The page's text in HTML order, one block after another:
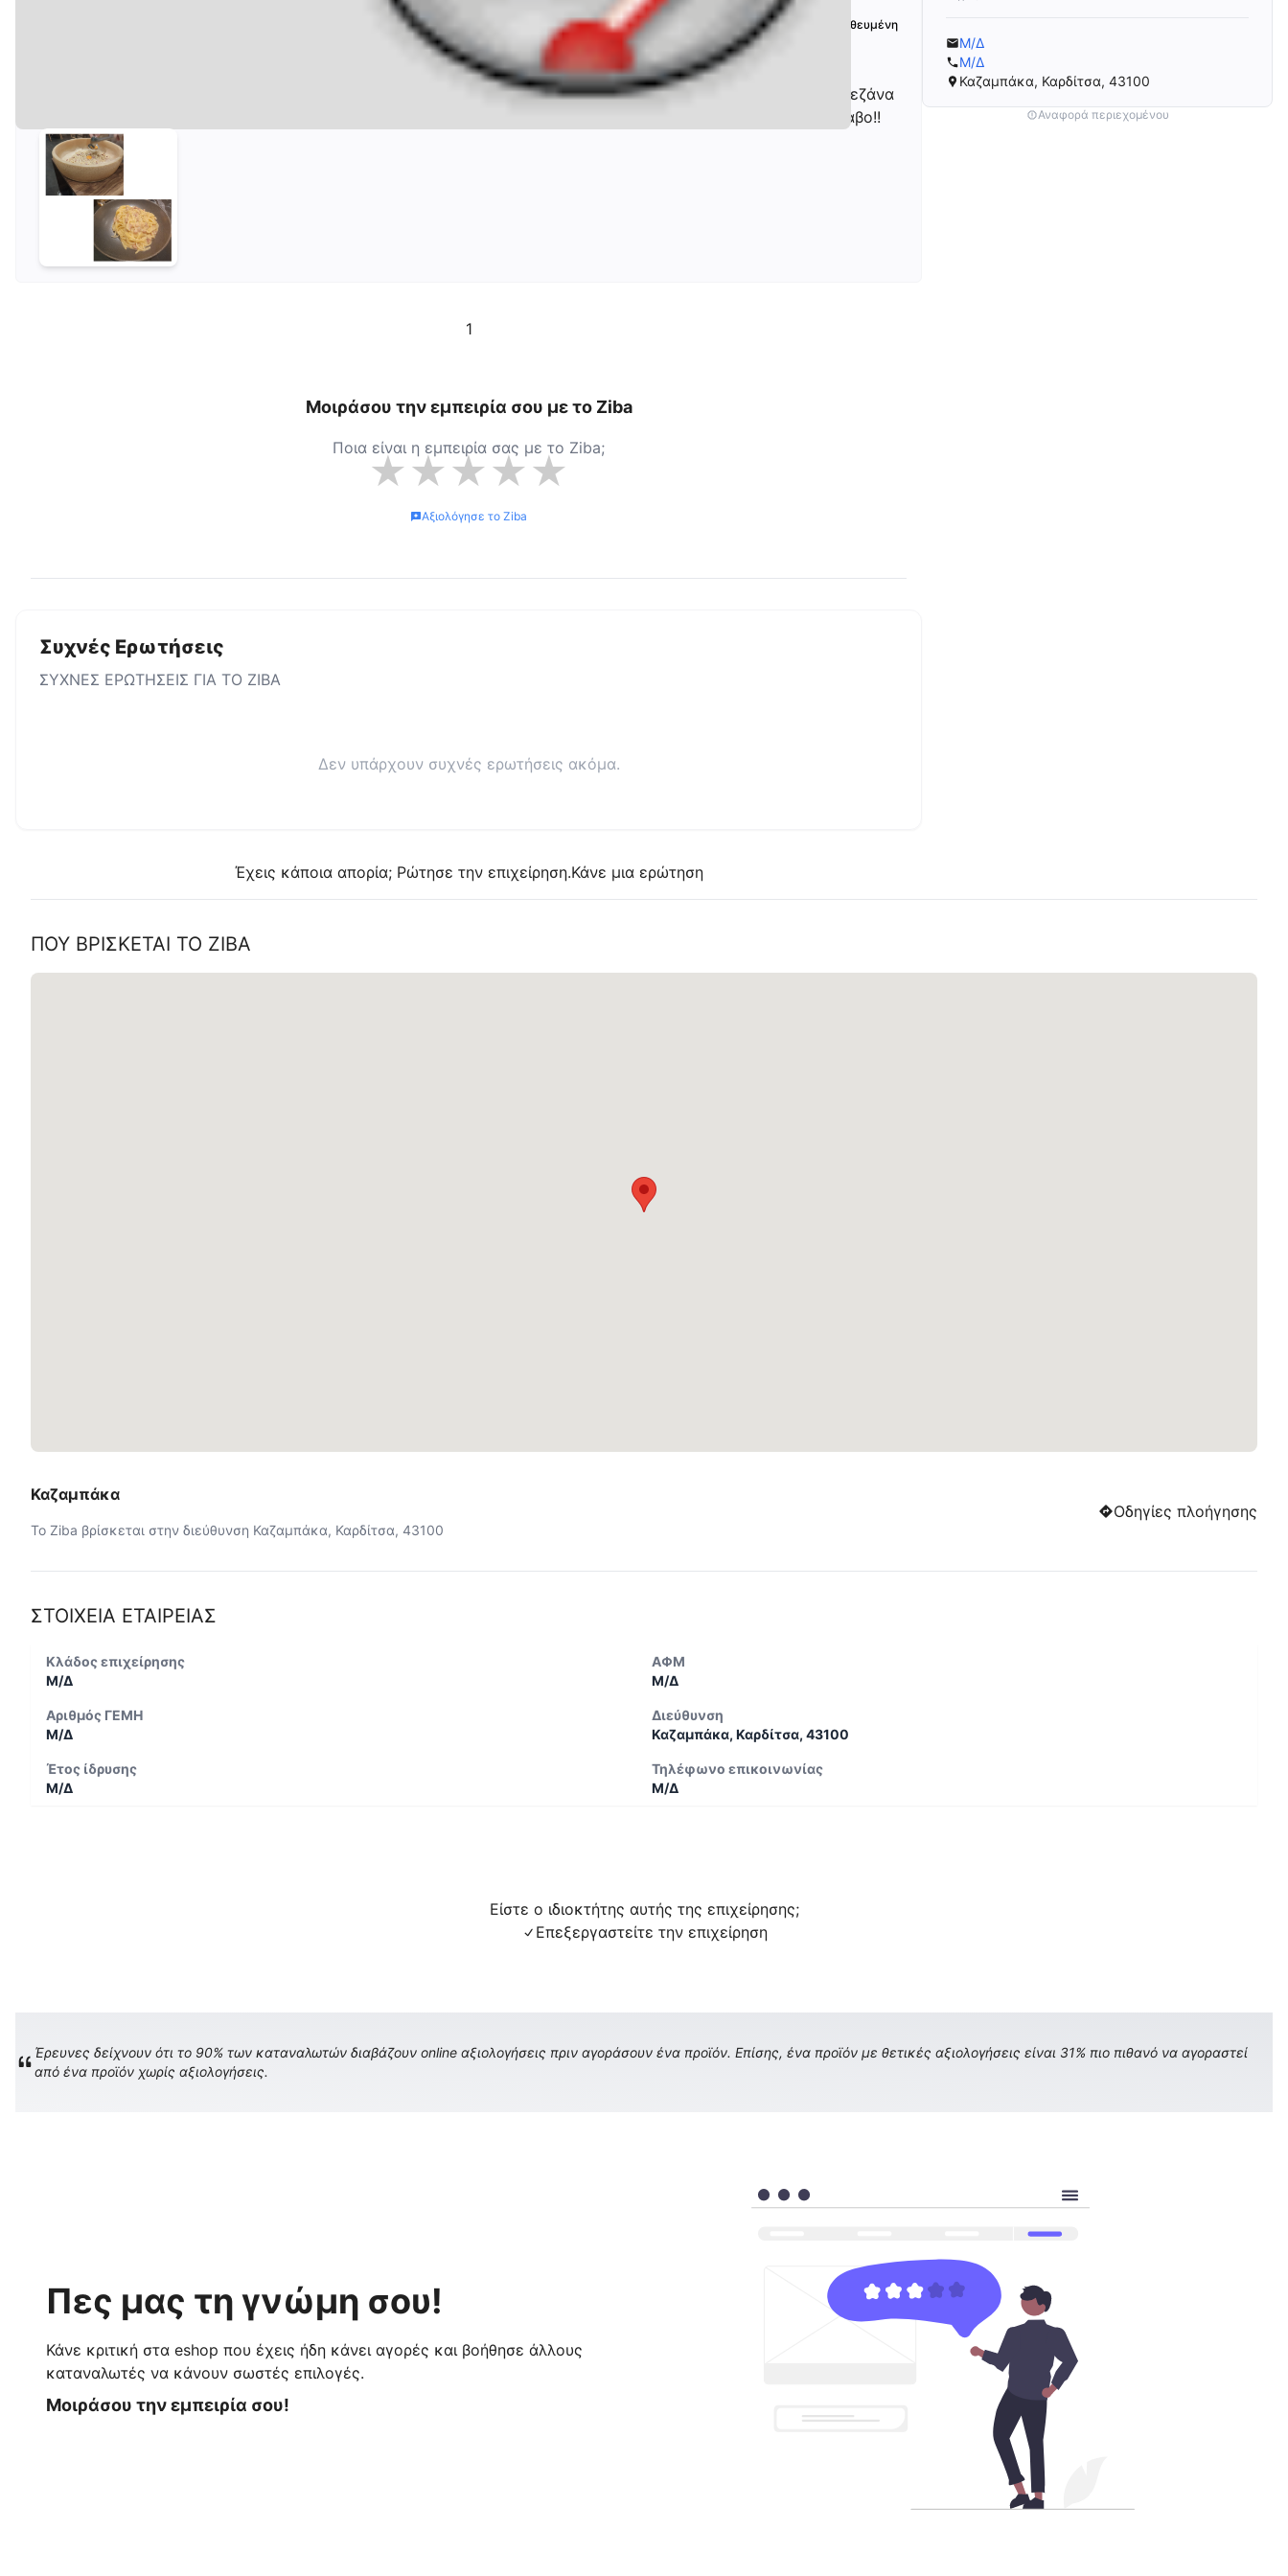
Επαληθευμένη
Η καλύτερη αυθεντική καρμπονάρα που έχω φάει ποτέ!! Στην ετοιμάζουν μπροστά σου στην φωλιά από παρμεζάνα
και είναι απλά υπέροχη!! Από τα πιο προσεγμένα μαγαζιά στην Καρδίτσα και τα φαγητά τους όλα τέλεια! Μπράβο!!
1
Μοιράσου την εμπειρία σου με το Ziba
Ποια είναι η εμπειρία σας με το Ziba;
★★★★★
Αξιολόγησε το Ziba
Συχνές Ερωτήσεις
ΣΥΧΝΕΣ ΕΡΩΤΗΣΕΙΣ ΓΙΑ ΤΟ ZIBA
Δεν υπάρχουν συχνές ερωτήσεις ακόμα.
Έχεις κάποια απορία; Ρώτησε την επιχείρηση.Κάνε μια ερώτηση
Μ/Δ
Μ/Δ
Καζαμπάκα, Καρδίτσα, 43100
Αναφορά περιεχομένου
ΠΟΥ ΒΡΊΣΚΕΤΑΙ ΤΟ ZIBA
Καζαμπάκα
Το Ziba βρίσκεται στην διεύθυνση Καζαμπάκα, Καρδίτσα, 43100
Οδηγίες πλοήγησης
ΣΤΟΙΧΕΙΑ ΕΤΑΙΡΕΙΑΣ
Κλάδος επιχείρησης
Μ/Δ
ΑΦΜ
Μ/Δ
Αριθμός ΓΕΜΗ
Μ/Δ
Διεύθυνση
Καζαμπάκα, Καρδίτσα, 43100
Έτος ίδρυσης
Μ/Δ
Τηλέφωνο επικοινωνίας
Μ/Δ
Είστε ο ιδιοκτήτης αυτής της επιχείρησης;
Επεξεργαστείτε την επιχείρηση
Έρευνες δείχνουν ότι το 90% των καταναλωτών διαβάζουν online αξιολογήσεις πριν αγοράσουν ένα προϊόν. Επίσης, ένα προϊόν με θετικές αξιολογήσεις είναι 31% πιο πιθανό να αγοραστεί
από ένα προϊόν χωρίς αξιολογήσεις.
Πες μας τη γνώμη σου!
Κάνε κριτική στα eshop που έχεις ήδη κάνει αγορές και βοήθησε άλλους
καταναλωτές να κάνουν σωστές επιλογές.
Μοιράσου την εμπειρία σου!